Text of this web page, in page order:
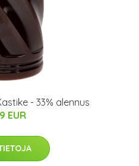
- 33% alennus
EUR